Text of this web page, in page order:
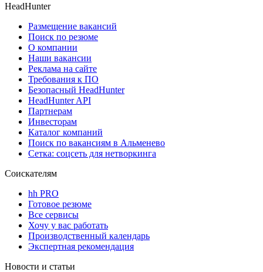
HeadHunter
Размещение вакансий
Поиск по резюме
О компании
Наши вакансии
Реклама на сайте
Требования к ПО
Безопасный HeadHunter
HeadHunter API
Партнерам
Инвесторам
Каталог компаний
Поиск по вакансиям в Альменево
Сетка: соцсеть для нетворкинга
Соискателям
hh PRO
Готовое резюме
Все сервисы
Хочу у вас работать
Производственный календарь
Экспертная рекомендация
Новости и статьи